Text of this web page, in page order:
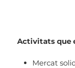
Activitats que
Mercat